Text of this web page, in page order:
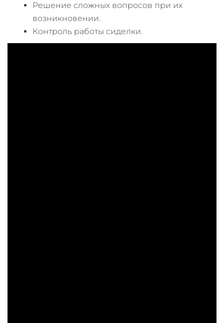
Решение сложных вопросов при их
возникновении.
Контроль работы сиделки.